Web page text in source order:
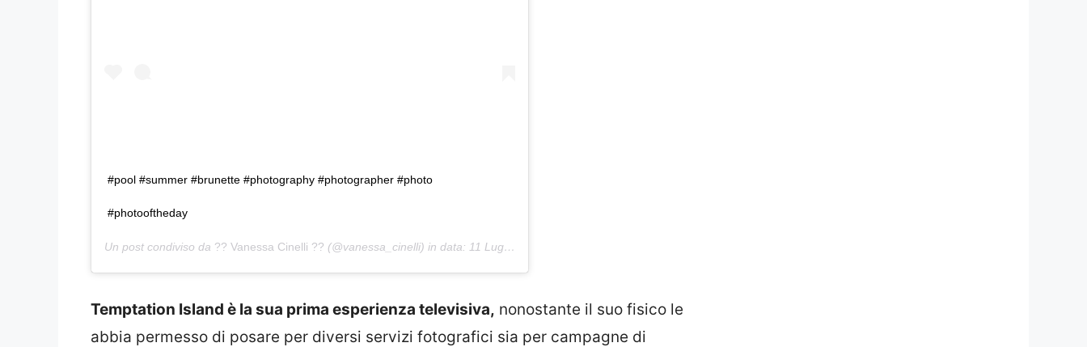
#pool #summer #brunette #photography #photographer #photo
#photooftheday
Un post condiviso da ?? Vanessa Cinelli ?? (@vanessa_cinelli) in data: 11 Lug 2019 alle ore 1:40 PDT
Temptation Island è la sua prima esperienza televisiva, nonostante il suo fisico le
abbia permesso di posare per diversi servizi fotografici sia per campagne di